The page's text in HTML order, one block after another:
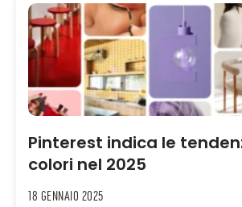
Pinterest indica le
colori nel 2025
18 Gennaio 2025